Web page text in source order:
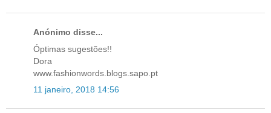
Anónimo disse...
Óptimas sugestões!!
Dora
www.fashionwords.blogs.sapo.pt
11 janeiro, 2018 14:56